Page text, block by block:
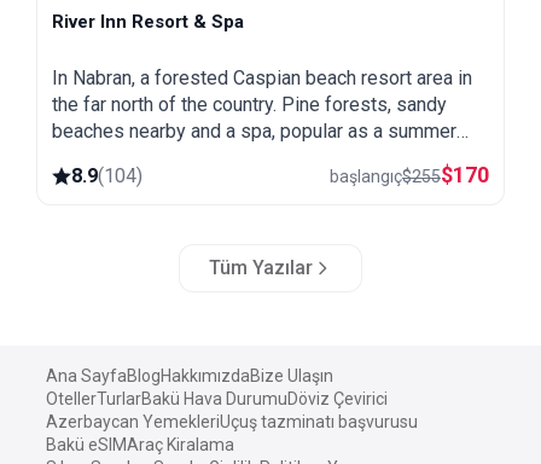
Nabran
River Inn Resort & Spa
In Nabran, a forested Caspian beach resort area in
the far north of the country. Pine forests, sandy
beaches nearby and a spa, popular as a summer
8.9(104) başlangıç$255$170
Tüm Yazılar
Ana SayfaBlogHakkımızdaBize Ulaşın
OtellerTurlarBakü Hava DurumuDöviz Çevirici
Azerbaycan YemekleriUçuş tazminatı başvurusu
Bakü eSIMAraç Kiralama